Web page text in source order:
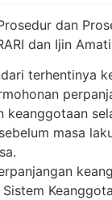
dan
dan Ijin
terhentinya
keanggotaan
masa